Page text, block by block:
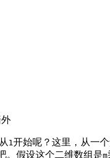
外
1 开始呢？这里，从一
。假设这个二维数组是m